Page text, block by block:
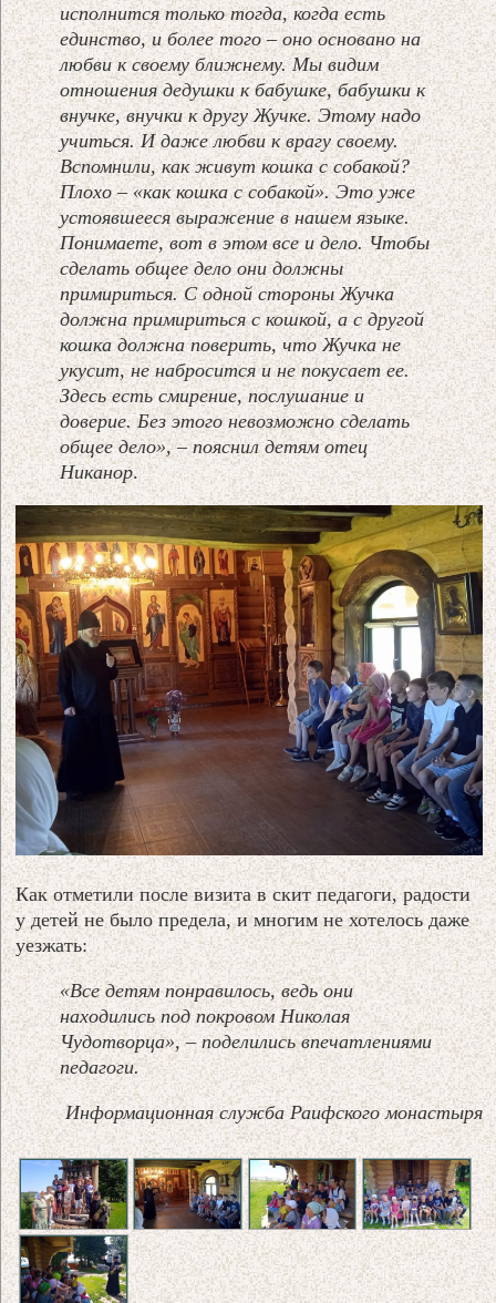
исполнится только тогда, когда есть
единство, и более того – оно основано на
любви к своему ближнему. Мы видим
отношения дедушки к бабушке, бабушки к
внучке, внучки к другу Жучке. Этому надо
учиться. И даже любви к врагу своему.
Вспомнили, как живут кошка с собакой?
Плохо – «как кошка с собакой». Это уже
устоявшееся выражение в нашем языке.
Понимаете, вот в этом все и дело. Чтобы
сделать общее дело они должны
примириться. С одной стороны Жучка
должна примириться с кошкой, а с другой
кошка должна поверить, что Жучка не
укусит, не набросится и не покусает ее.
Здесь есть смирение, послушание и
доверие. Без этого невозможно сделать
общее дело», – пояснил детям отец
Никанор.
Как отметили после визита в скит педагоги, радости
у детей не было предела, и многим не хотелось даже
уезжать:
«Все детям понравилось, ведь они
находились под покровом Николая
Чудотворца», – поделились впечатлениями
педагоги.
Информационная служба Раифского монастыря